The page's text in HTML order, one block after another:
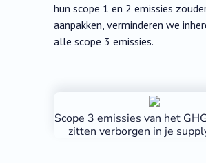
hun scope 1 en 2 emissies
aanpakken, verminderen we
alle scope 3 emissies.
Scope 3 emissies van het
zitten verborgen in je